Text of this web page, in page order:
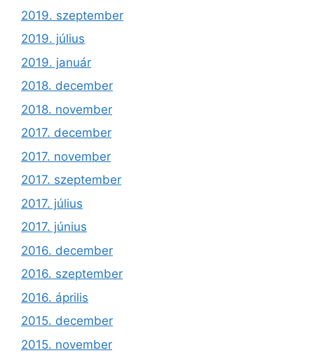
2019. szeptember
2019. július
2019. január
2018. december
2018. november
2017. december
2017. november
2017. szeptember
2017. július
2017. június
2016. december
2016. szeptember
2016. április
2015. december
2015. november